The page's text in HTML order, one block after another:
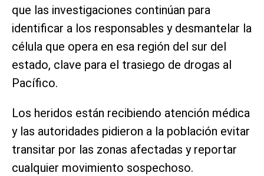
que las investigaciones continúan para
identificar a los responsables y desmantelar la
célula que opera en esa región del sur del
estado, clave para el trasiego de drogas al
Pacífico.
Los heridos están recibiendo atención médica
y las autoridades pidieron a la población evitar
transitar por las zonas afectadas y reportar
cualquier movimiento sospechoso.